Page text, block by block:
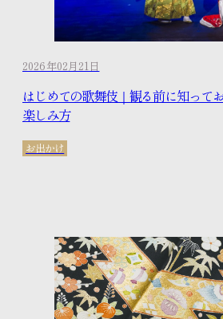
2026年02月21日
はじめての歌舞伎｜観る前に知って
楽しみ方
お出かけ